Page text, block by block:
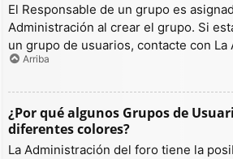
El Responsable de un grupo es
Administración al crear el grupo. Si
un grupo de usuarios, contacte con La
Arriba
¿Por qué algunos Grupos de
diferentes colores?
La Administración del foro tiene la